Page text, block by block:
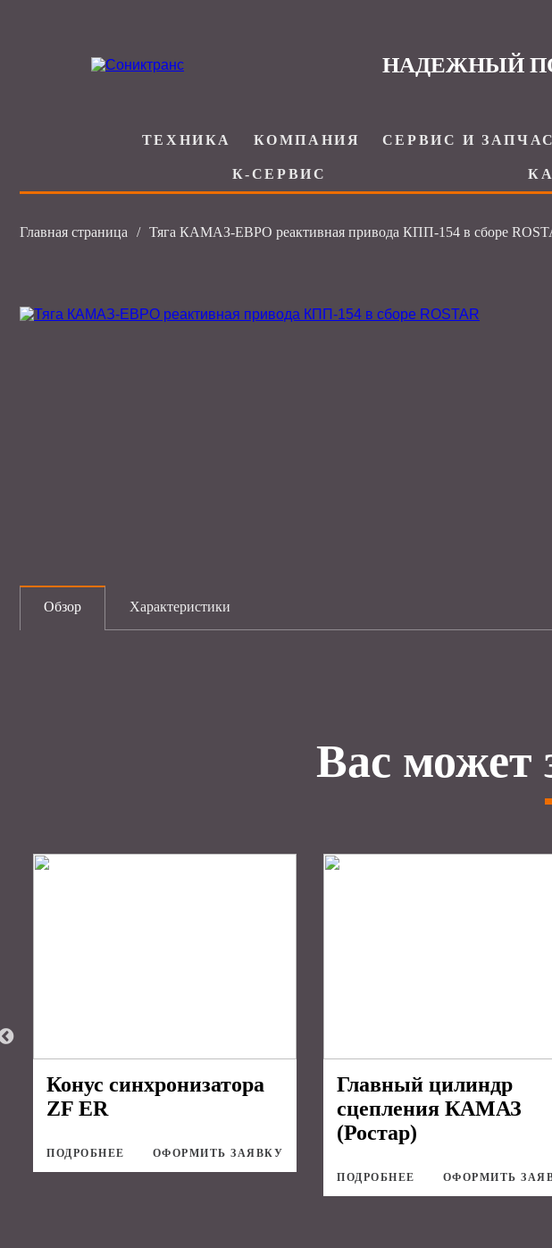
НАДЕЖНЫЙ
ТЕХНИКА КОМПАНИЯ СЕРВИС И
К-СЕРВИС
Главная страница / Тяга КАМАЗ-ЕВРО реактивная привода КПП-154 в сборе
Обзор Характеристики
Вас может
Конус синхронизатора
ZF ER
ПОДРОБНЕЕ ОФОРМИТЬ ЗАЯВКУ
Главный цилиндр
сцепления КАМАЗ
(Ростар)
ПОДРОБНЕЕ ОФОРМИТЬ